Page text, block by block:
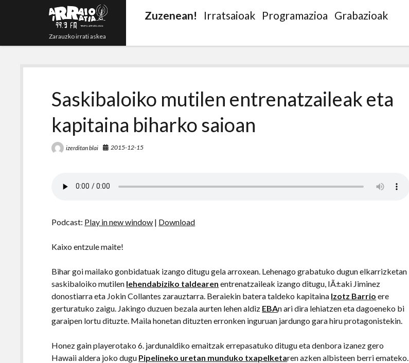
Zarauzko irrati askea
Zuzenean! Irratsaioak Programazioa Grabazioak
Saskibaloiko mutilen entrenatzaileak eta
kapitaina biharko saioan
izerditan blai 2015-12-15
Podcast: Play in new window | Download
Kaixo entzule maite!
Bihar goi mailako gonbidatuak izango ditugu gela arroxean. Lehenago grabatuko dugun elkarrizketan
saskibaloiko mutilen lehendabiziko taldearen entrenatzaileak izango ditugu, IÃ±aki Jiminez
donostiarra eta Jokin Collantes zarauztarra. Beraiekin batera taldeko kapitaina Izotz Barrio ere
gerturatuko zaigu. Jakingo duzuen bezala aurten lehen aldiz EBAn ari dira lehiatzen eta dagoeneko bi
garaipen lortu dituzte. Maila honetan dituzten erronken inguruan jardungo gara hiru protagonistekin.
Honez gain playerotako 6. jardunaldiko emaitzak errepasatuko ditugu eta denbora izanez gero
Hawaii aldera joko dugu Pipelineko uretan munduko txapelketaren azken albisteen berri emateko.